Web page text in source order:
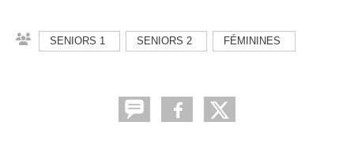
SENIORS 1 SENIORS 2 FÉMININES